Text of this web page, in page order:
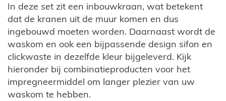
In deze set zit een inbouwkraan, wat betekent
dat de kranen uit de muur komen en dus
ingebouwd moeten worden. Daarnaast wordt de
waskom en ook een bijpassende design sifon en
clickwaste in dezelfde kleur bijgeleverd. Kijk
hieronder bij combinatieproducten voor het
impregneermiddel om langer plezier van uw
waskom te hebben.